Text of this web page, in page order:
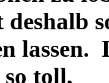
lassen.
toll,